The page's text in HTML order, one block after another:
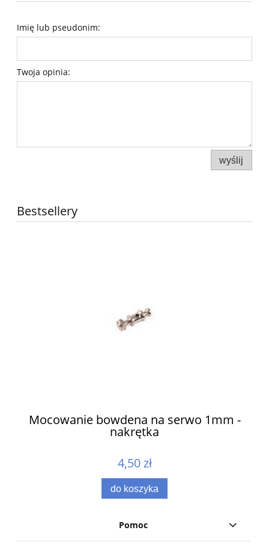
Imię lub pseudonim:
Twoja opinia:
wyślij
Bestsellery
Mocowanie bowdena na serwo 1mm -
nakrętka
4,50 zł
do koszyka
Pomoc